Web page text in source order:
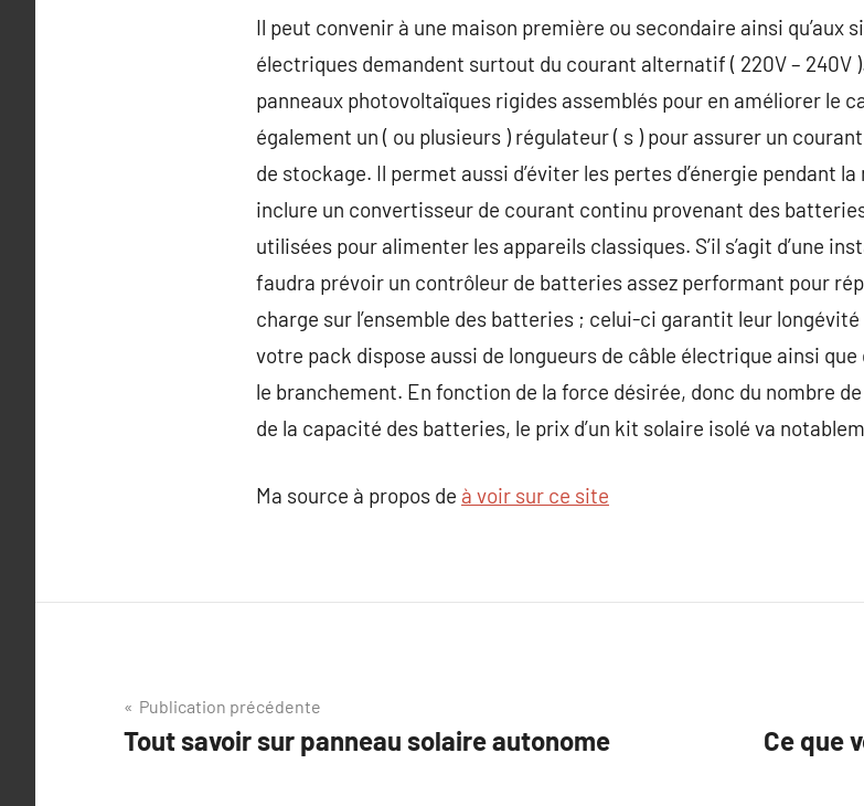
Il peut convenir à une maison première ou secondaire ainsi qu’aux
électriques demandent surtout du courant alternatif ( 220V –
panneaux photovoltaïques rigides assemblés pour en améliorer le
également un ( ou plusieurs ) régulateur ( s ) pour assurer un
de stockage. Il permet aussi d’éviter les pertes d’énergie pendant
inclure un convertisseur de courant continu provenant des
utilisées pour alimenter les appareils classiques. S’il s’agit d’une
faudra prévoir un contrôleur de batteries assez performant pour
charge sur l’ensemble des batteries ; celui-ci garantit leur
votre pack dispose aussi de longueurs de câble électrique ainsi
le branchement. En fonction de la force désirée, donc du nombre
de la capacité des batteries, le prix d’un kit solaire isolé va
Ma source à propos de à voir sur ce site
Navigation
de
Publication précédente
Tout savoir sur panneau solaire autonome Ce que